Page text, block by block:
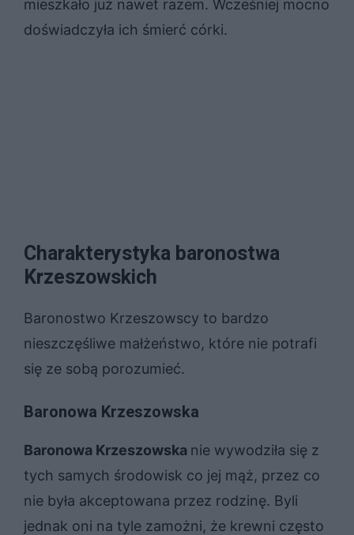
mieszkało już nawet razem. Wcześniej mocno
doświadczyła ich śmierć córki.
Charakterystyka baronostwa
Krzeszowskich
Baronostwo Krzeszowscy to bardzo
nieszczęśliwe małżeństwo, które nie potrafi
się ze sobą porozumieć.
Baronowa Krzeszowska
Baronowa Krzeszowska nie wywodziła się z
tych samych środowisk co jej mąż, przez co
nie była akceptowana przez rodzinę. Byli
jednak oni na tyle zamożni, że krewni często